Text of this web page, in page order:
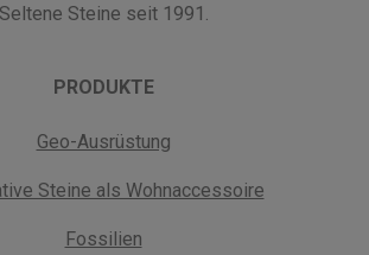
Seltene Steine seit 1991.
PRODUKTE
Geo-Ausrüstung
Steine als Wohnaccessoire
Fossilien